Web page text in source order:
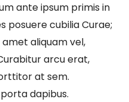
ante ipsum primis in
posuere cubilia Curae;
aliquam vel,
arcu erat,
at sem.
dapibus.